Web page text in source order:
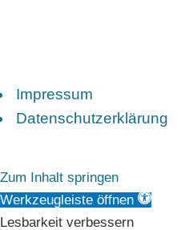
Impressum
Datenschutzerklärung
Zum Inhalt springen
Werkzeugleiste öffnen
Lesbarkeit verbessern